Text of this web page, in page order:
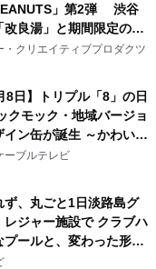
」第2弾 渋谷
改良湯」と期間限定のコ
ン サウナイキタイコラ
決定！
・クリエイティブプロダクツ
8日】トリプル「8」の日
クモック・地域バージョ
イン缶が誕生 ～かわいい
秋田の四季と名所を巡
9月1日(火)秋田県内で
ーブルテレビ
ず、丸ごと1日淡路島グ
レジャー施設で クラブハ
プールと、変わった形の
BOXY AWAJI」のお